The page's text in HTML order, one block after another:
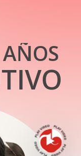
AÑOS
TIVO